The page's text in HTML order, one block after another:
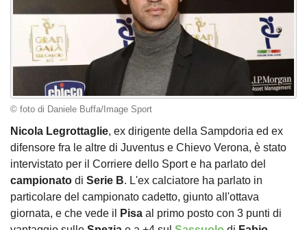
© foto di Daniele Buffa/Image Sport
Nicola Legrottaglie, ex dirigente della Sampdoria ed ex
difensore fra le altre di Juventus e Chievo Verona, è stato
intervistato per il Corriere dello Sport e ha parlato del
campionato di Serie B. L'ex calciatore ha parlato in
particolare del campionato cadetto, giunto all'ottava
giornata, e che vede il
Pisa al primo posto con 3 punti di